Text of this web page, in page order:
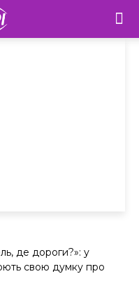
де дороги?»: у
свою думку про